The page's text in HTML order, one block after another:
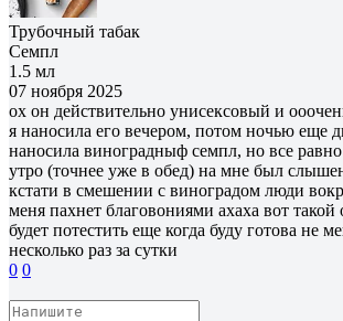
Трубочный табак
Семпл
1.5 мл
07 ноября 2025
ох он действительно унисексовый и
я наносила его вечером, потом ночью еще
наносила виноградныф семпл, но все
утро (точнее уже в обед) на мне был
кстати в смешении с виноградом люди
меня пахнет благовониями ахаха вот
будет потестить еще когда буду готова не
несколько раз за сутки
0 0